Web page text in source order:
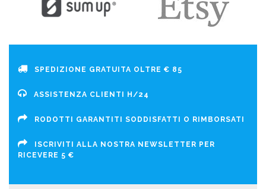
SPEDIZIONE GRATUITA OLTRE € 85
ASSISTENZA CLIENTI H/24
RODOTTI GARANTITI SODDISFATTI O RIMBORSATI
ISCRIVITI ALLA NOSTRA NEWSLETTER PER
RICEVERE 5 €